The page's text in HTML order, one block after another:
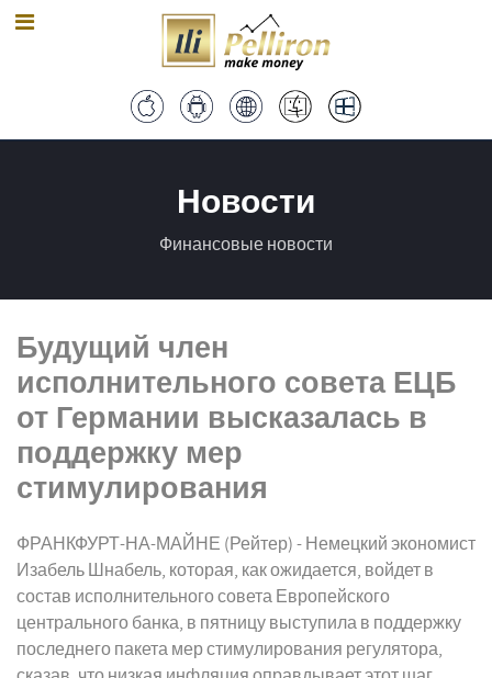
Новости
Финансовые новости
Будущий член
исполнительного совета ЕЦБ
от Германии высказалась в
поддержку мер
стимулирования
ФРАНКФУРТ-НА-МАЙНЕ (Рейтер) - Немецкий экономист
Изабель Шнабель, которая, как ожидается, войдет в
состав исполнительного совета Европейского
центрального банка, в пятницу выступила в поддержку
последнего пакета мер стимулирования регулятора,